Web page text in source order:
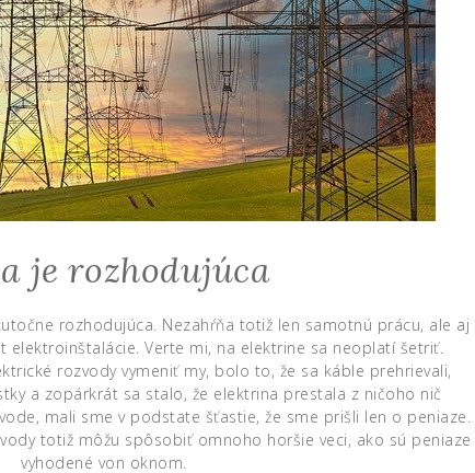
je rozhodujúca
rozhodujúca. Nezahŕňa totiž len samotnú prácu, ale aj
Verte mi, na elektrine sa neoplatí šetriť.
rozvody vymeniť my, bolo to, že sa káble prehrievali,
a zopárkrát sa stalo, že elektrina prestala z ničoho nič
mali sme v podstate šťastie, že sme prišli len o peniaze.
totiž môžu spôsobiť omnoho horšie veci, ako sú peniaze
vyhodené von oknom.